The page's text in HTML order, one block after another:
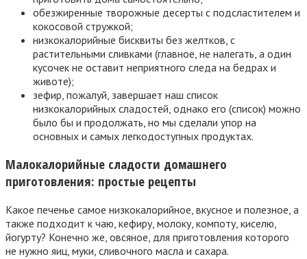
обезжиренные творожные десерты с подсластителем и
кокосовой стружкой;
низкокалорийные бисквиты без желтков, с
растительными сливками (главное, не налегать, а один
кусочек не оставит неприятного следа на бедрах и
животе);
зефир, пожалуй, завершает наш список
низкокалорийных сладостей, однако его (список) можно
было бы и продолжать, но мы сделали упор на
основных и самых легкодоступных продуктах.
Малокалорийные сладости домашнего
приготовления: простые рецепты
Какое печенье самое низкокалорийное, вкусное и полезное, а
также подходит к чаю, кефиру, молоку, компоту, киселю,
йогурту? Конечно же, овсяное, для приготовления которого
не нужно яиц, муки, сливочного масла и сахара.